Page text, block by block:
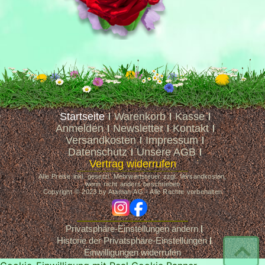
Startseite Warenkorb
Kasse
Anmelden
Newsletter
Kontakt
Versandkosten
Impressum
Datenschutz
Unsere AGB
Vertrag widerrufen
Alle Preise inkl. gesetzl. Mehrwertsteuer zzgl. Versandkosten,
wenn nicht anders beschrieben
Copyright © 2023 by Ataman-AG - Alle Rechte vorbehalten
igfb
Privatsphäre-Einstellungen ändern
Historie der Privatsphäre-Einstellungen
Einwilligungen widerrufen